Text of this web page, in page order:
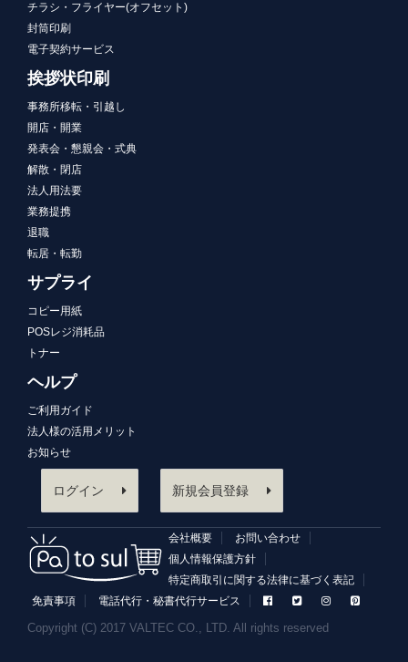
チラシ・フライヤー(オフセット)
封筒印刷
電子契約サービス
挨拶状印刷
事務所移転・引越し
開店・開業
発表会・懇親会・式典
解散・閉店
法人用法要
業務提携
退職
転居・転勤
サプライ
コピー用紙
POSレジ消耗品
トナー
ヘルプ
ご利用ガイド
法人様の活用メリット
お知らせ
ログイン 新規会員登録
会社概要
お問い合わせ
個人情報保護方針
特定商取引に関する法律に基づく表記
免責事項
電話代行・秘書代行サービス
Copyright (C) 2017 VALTEC CO., LTD. All rights reserved